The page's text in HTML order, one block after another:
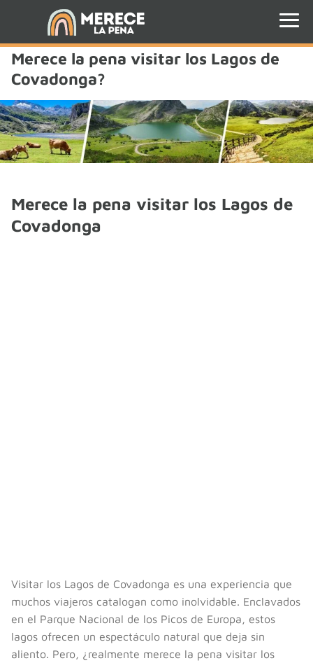
Merece la pena visitar los Lagos de
Covadonga?
Merece la pena visitar los Lagos de
Covadonga
Visitar los Lagos de Covadonga es una experiencia que
muchos viajeros catalogan como inolvidable. Enclavados
en el Parque Nacional de los Picos de Europa, estos
lagos ofrecen un espectáculo natural que deja sin
aliento. Pero, ¿realmente merece la pena visitar los